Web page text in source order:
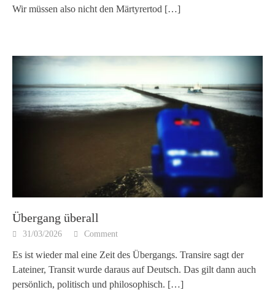
Wir müssen also nicht den Märtyrertod […]
Übergang überall
31/03/2026 Comment
Es ist wieder mal eine Zeit des Übergangs. Transire sagt der
Lateiner, Transit wurde daraus auf Deutsch. Das gilt dann auch
persönlich, politisch und philosophisch. […]